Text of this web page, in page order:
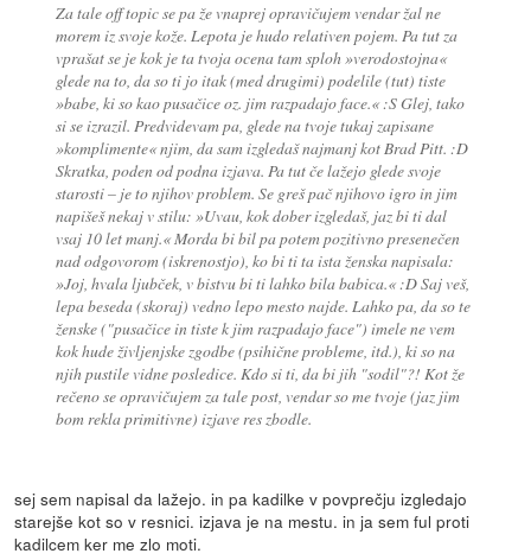
Za tale off topic se pa že vnaprej opravičujem vendar žal ne
morem iz svoje kože. Lepota je hudo relativen pojem. Pa tut za
vprašat se je kok je ta tvoja ocena tam sploh »verodostojna«
glede na to, da so ti jo itak (med drugimi) podelile (tut) tiste
»babe, ki so kao pusačice oz. jim razpadajo face.« :S Glej, tako
si se izrazil. Predvidevam pa, glede na tvoje tukaj zapisane
»komplimente« njim, da sam izgledaš najmanj kot Brad Pitt. :D
Skratka, poden od podna izjava. Pa tut če lažejo glede svoje
starosti – je to njihov problem. Se greš pač njihovo igro in jim
napišeš nekaj v stilu: »Uvau, kok dober izgledaš, jaz bi ti dal
vsaj 10 let manj.« Morda bi bil pa potem pozitivno presenečen
nad odgovorom (iskrenostjo), ko bi ti ta ista ženska napisala:
»Joj, hvala ljubček, v bistvu bi ti lahko bila babica.« :D Saj veš,
lepa beseda (skoraj) vedno lepo mesto najde. Lahko pa, da so te
ženske ("pusačice in tiste k jim razpadajo face") imele ne vem
kok hude življenjske zgodbe (psihične probleme, itd.), ki so na
njih pustile vidne posledice. Kdo si ti, da bi jih "sodil"?! Kot že
rečeno se opravičujem za tale post, vendar so me tvoje (jaz jim
bom rekla primitivne) izjave res zbodle.
sej sem napisal da lažejo. in pa kadilke v povprečju izgledajo
starejše kot so v resnici. izjava je na mestu. in ja sem ful proti
kadilcem ker me zlo moti.